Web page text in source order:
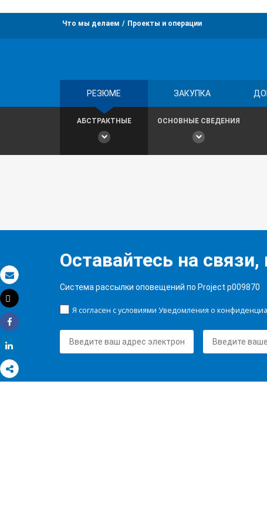
Электронная почта
Распечатать
Tweet
Share
Что мы делаем Проекты и операции
РЕЗЮМЕ ЗАКУПКА
АБСТРАКТНЫЕ ОСНОВНЫЕ СВЕДЕНИЯ
Оставайтесь на
Система рассылки оповещений по Project p009870
Я согласен с условиями Уведомления о